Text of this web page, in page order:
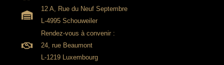
12 A, Rue du Neuf Septembre
L-4995 Schouweiler
Rendez-vous à convenir :
24, rue Beaumont
L-1219 Luxembourg